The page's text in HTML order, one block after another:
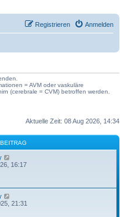
Anmelden
Registrieren
= AVM oder vaskuläre
(cerebrale = CVM) betroffen werden.
Aktuelle Zeit: 08 Aug 2026, 14:34
e
e
r
16:17
e
21:31